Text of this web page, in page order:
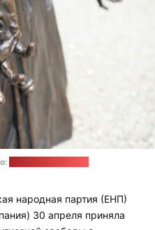
народная партия (ЕНП)
30 апреля приняла